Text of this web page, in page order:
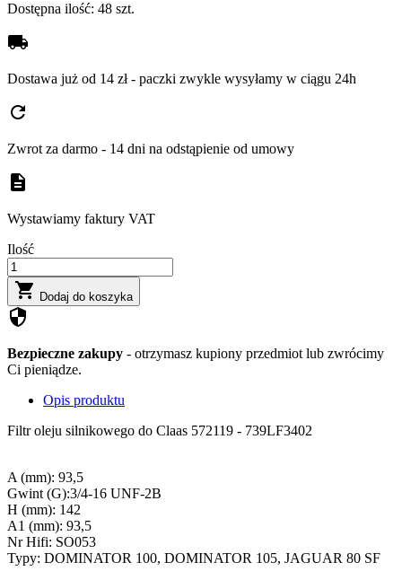
Dostępna ilość: 48 szt.
local_shipping
Dostawa już od 14 zł - paczki zwykle wysyłamy w ciągu 24h
refresh
Zwrot za darmo - 14 dni na odstąpienie od umowy
description
Wystawiamy faktury VAT
Ilość
 Dodaj do koszyka
security
Bezpieczne zakupy - otrzymasz kupiony przedmiot lub zwrócimy
Ci pieniądze.
Opis produktu
Filtr oleju silnikowego do Claas 572119 - 739LF3402
A (mm): 93,5
Gwint (G):3/4-16 UNF-2B
H (mm): 142
A1 (mm): 93,5
Nr Hifi: SO053
Typy: DOMINATOR 100, DOMINATOR 105, JAGUAR 80 SF